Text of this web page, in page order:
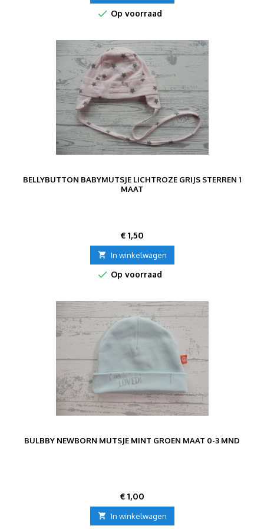
 Op voorraad
BELLYBUTTON BABYMUTSJE LICHTROZE GRIJS STERREN 1
MAAT
Prijs
€ 1,50
 In winkelwagen
 Op voorraad
BULBBY NEWBORN MUTSJE MINT GROEN MAAT 0-3 MND
Prijs
€ 1,00
 In winkelwagen